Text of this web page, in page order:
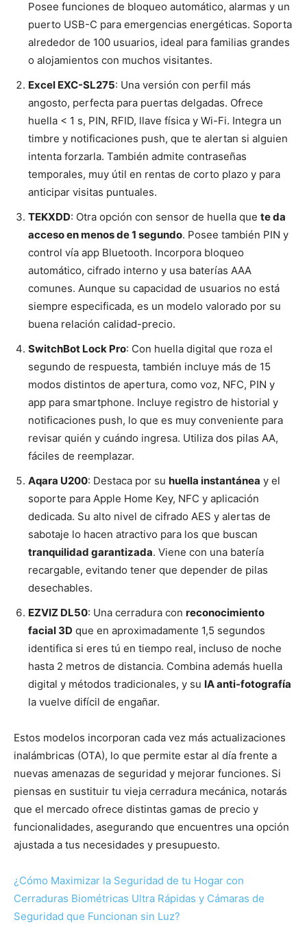
Posee funciones de bloqueo automático, alarmas y un
puerto USB-C para emergencias energéticas. Soporta
alrededor de 100 usuarios, ideal para familias grandes
o alojamientos con muchos visitantes.
Excel EXC-SL275: Una versión con perfil más
angosto, perfecta para puertas delgadas. Ofrece
huella < 1 s, PIN, RFID, llave física y Wi-Fi. Integra un
timbre y notificaciones push, que te alertan si alguien
intenta forzarla. También admite contraseñas
temporales, muy útil en rentas de corto plazo y para
anticipar visitas puntuales.
TEKXDD: Otra opción con sensor de huella que te da
acceso en menos de 1 segundo. Posee también PIN y
control vía app Bluetooth. Incorpora bloqueo
automático, cifrado interno y usa baterías AAA
comunes. Aunque su capacidad de usuarios no está
siempre especificada, es un modelo valorado por su
buena relación calidad-precio.
SwitchBot Lock Pro: Con huella digital que roza el
segundo de respuesta, también incluye más de 15
modos distintos de apertura, como voz, NFC, PIN y
app para smartphone. Incluye registro de historial y
notificaciones push, lo que es muy conveniente para
revisar quién y cuándo ingresa. Utiliza dos pilas AA,
fáciles de reemplazar.
Aqara U200: Destaca por su huella instantánea y el
soporte para Apple Home Key, NFC y aplicación
dedicada. Su alto nivel de cifrado AES y alertas de
sabotaje lo hacen atractivo para los que buscan
tranquilidad garantizada. Viene con una batería
recargable, evitando tener que depender de pilas
desechables.
EZVIZ DL50: Una cerradura con reconocimiento
facial 3D que en aproximadamente 1,5 segundos
identifica si eres tú en tiempo real, incluso de noche
hasta 2 metros de distancia. Combina además huella
digital y métodos tradicionales, y su IA anti-fotografía
la vuelve difícil de engañar.
Estos modelos incorporan cada vez más actualizaciones
inalámbricas (OTA), lo que permite estar al día frente a
nuevas amenazas de seguridad y mejorar funciones. Si
piensas en sustituir tu vieja cerradura mecánica, notarás
que el mercado ofrece distintas gamas de precio y
funcionalidades, asegurando que encuentres una opción
ajustada a tus necesidades y presupuesto.
¿Cómo Maximizar la Seguridad de tu Hogar con
Cerraduras Biométricas Ultra Rápidas y Cámaras de
Seguridad que Funcionan sin Luz?